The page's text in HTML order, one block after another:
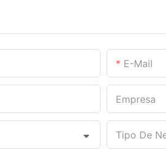
E-Mail
Empresa
Tipo De